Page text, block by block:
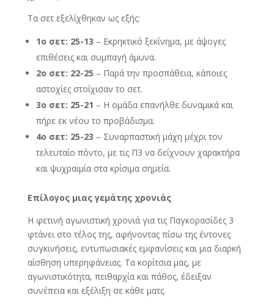
Τα σετ εξελίχθηκαν ως εξής:
1ο σετ: 25-13 – Εκρηκτικό ξεκίνημα, με άψογες
επιθέσεις και συμπαγή άμυνα.
2ο σετ: 22-25 – Παρά την προσπάθεια, κάποιες
αστοχίες στοίχισαν το σετ.
3ο σετ: 25-21 – Η ομάδα επανήλθε δυναμικά και
πήρε εκ νέου το προβάδισμα.
4ο σετ: 25-23 – Συναρπαστική μάχη μέχρι τον
τελευταίο πόντο, με τις Π3 να δείχνουν χαρακτήρα
και ψυχραιμία στα κρίσιμα σημεία.
Επίλογος μιας γεμάτης χρονιάς
Η φετινή αγωνιστική χρονιά για τις Παγκορασίδες 3
φτάνει στο τέλος της, αφήνοντας πίσω της έντονες
συγκινήσεις, εντυπωσιακές εμφανίσεις και μια διαρκή
αίσθηση υπερηφάνειας. Τα κορίτσια μας, με
αγωνιστικότητα, πειθαρχία και πάθος, έδειξαν
συνέπεια και εξέλιξη σε κάθε ματς.